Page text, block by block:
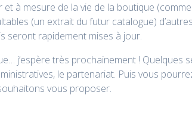
à mesure de la vie de la boutique
(un extrait du futur catalogue)
seront rapidement mises à jour.
j’espère très prochainement ! Quelques
le partenariat. Puis vous
vous proposer.